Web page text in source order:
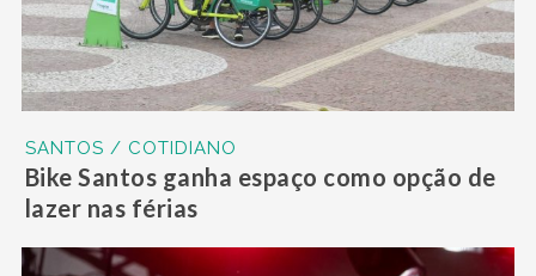
SANTOS / COTIDIANO
Bike Santos ganha espaço como opção de
lazer nas férias